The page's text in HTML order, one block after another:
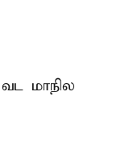
வட மாநில